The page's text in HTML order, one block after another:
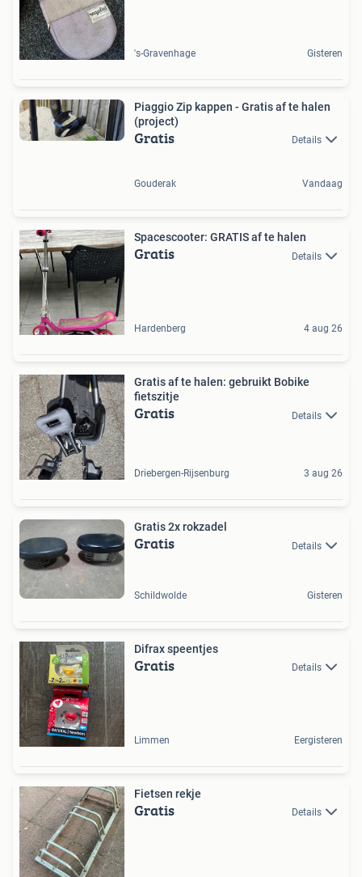
's-Gravenhage Gisteren
Piaggio Zip kappen - Gratis af te halen
(project)
Gratis Details
Gouderak Vandaag
Spacescooter: GRATIS af te halen
Gratis Details
Hardenberg 4 aug 26
Gratis af te halen: gebruikt Bobike
fietszitje
Gratis Details
Driebergen-Rijsenburg 3 aug 26
Gratis 2x rokzadel
Gratis Details
Schildwolde Gisteren
Difrax speentjes
Gratis Details
Limmen Eergisteren
Fietsen rekje
Gratis Details